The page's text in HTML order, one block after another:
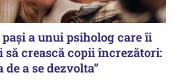
a unui psiholog care îi
să crească copii încrezători:
de a se dezvolta”